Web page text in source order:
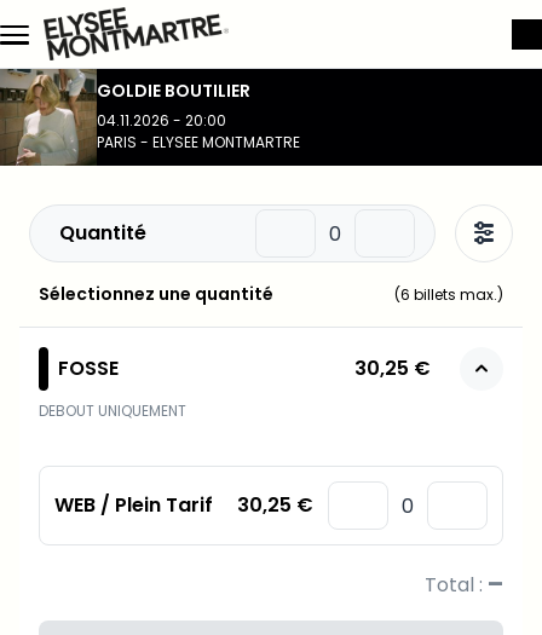
Aller au contenu principal
GOLDIE BOUTILIER
04.11.2026 - 20:00
PARIS - ELYSEE MONTMARTRE
Quantité
Sélectionnez une quantité (6 billets max.)
FOSSE 30,25 €
DEBOUT UNIQUEMENT
WEB / Plein Tarif 30,25 €
Total : –